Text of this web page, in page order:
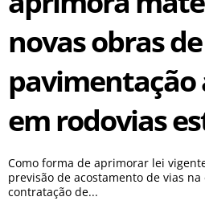
novas obras de
pavimentação
em rodovias
Como forma de aprimorar lei
previsão de acostamento de vias na
contratação de...